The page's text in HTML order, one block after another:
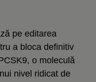
pe editarea
a bloca definitiv
o moleculă
nivel ridicat de